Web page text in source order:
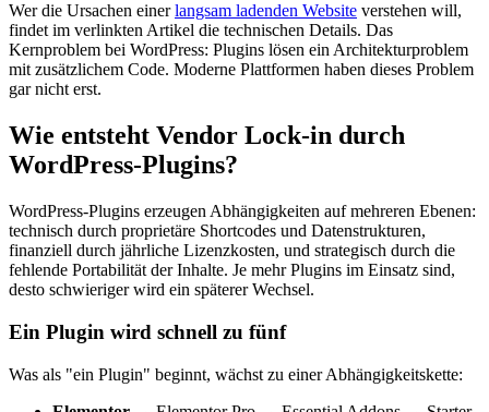
Wer die Ursachen einerlangsam ladenden Website verstehen will,
findet im verlinkten Artikel die technischen Details. Das
Kernproblem bei WordPress: Plugins lösen ein Architekturproblem
mit zusätzlichem Code. Moderne Plattformen haben dieses Problem
gar nicht erst.
Wie entsteht Vendor Lock-in durch
WordPress-Plugins?
WordPress-Plugins erzeugen Abhängigkeiten auf mehreren Ebenen:
technisch durch proprietäre Shortcodes und Datenstrukturen,
finanziell durch jährliche Lizenzkosten, und strategisch durch die
fehlende Portabilität der Inhalte. Je mehr Plugins im Einsatz sind,
desto schwieriger wird ein späterer Wechsel.
Ein Plugin wird schnell zu fünf
Was als "ein Plugin" beginnt, wächst zu einer Abhängigkeitskette: